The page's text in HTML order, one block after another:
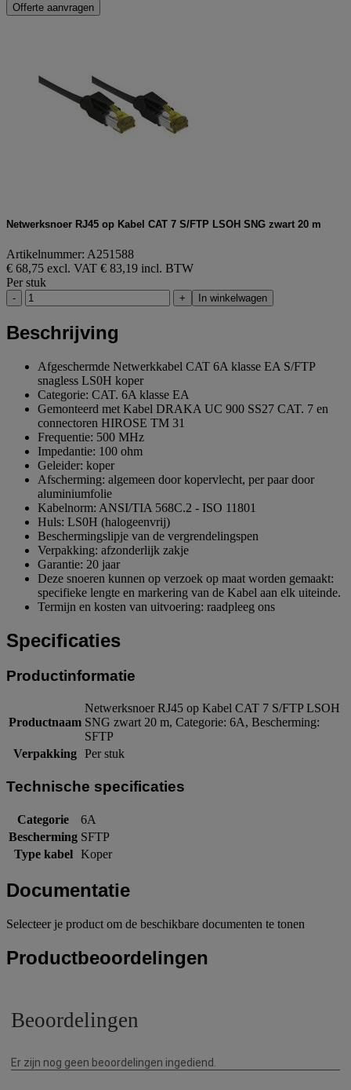
Offerte aanvragen
Netwerksnoer RJ45 op Kabel CAT 7 S/FTP LSOH SNG zwart 20 m
Artikelnummer: A251588
€ 68,75 excl. VAT € 83,19 incl. BTW
Per stuk
- + In winkelwagen
Beschrijving
Afgeschermde Netwerkkabel CAT 6A klasse EA S/FTP
snagless LS0H koper
Categorie: CAT. 6A klasse EA
Gemonteerd met Kabel DRAKA UC 900 SS27 CAT. 7 en
connectoren HIROSE TM 31
Frequentie: 500 MHz
Impedantie: 100 ohm
Geleider: koper
Afscherming: algemeen door kopervlecht, per paar door
aluminiumfolie
Kabelnorm: ANSI/TIA 568C.2 - ISO 11801
Huls: LS0H (halogeenvrij)
Beschermingslipje van de vergrendelingspen
Verpakking: afzonderlijk zakje
Garantie: 20 jaar
Deze snoeren kunnen op verzoek op maat worden gemaakt:
specifieke lengte en markering van de Kabel aan elk uiteinde.
Termijn en kosten van uitvoering: raadpleeg ons
Specificaties
Productinformatie
Productnaam
Netwerksnoer RJ45 op Kabel CAT 7 S/FTP LSOH
SNG zwart 20 m, Categorie: 6A, Bescherming:
SFTP
Verpakking Per stuk
Technische specificaties
Categorie
6A
Bescherming SFTP
Type kabel
Koper
Documentatie
Selecteer je product om de beschikbare documenten te tonen
Productbeoordelingen